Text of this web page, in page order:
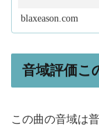
blaxeason.com
音域評価こ
この曲の音域は普